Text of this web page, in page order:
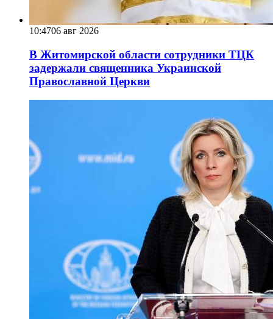
10:4706 авг 2026
В Житомирской области сотрудники ТЦК
задержали священника Украинской
Православной Церкви